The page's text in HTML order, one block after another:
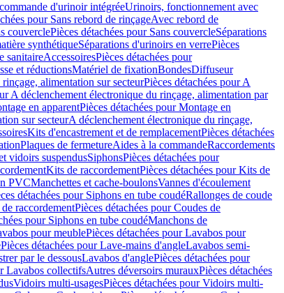
d'urinoir intégréeUrinoirs, fonctionnement avec
pour Sans rebord de rinçageAvec rebord de
couverclePièces détachées pour Sans couvercleSéparations
synthétiqueSéparations d'urinoirs en verrePièces
sanitaireAccessoiresPièces détachées pour
et réductionsMatériel de fixationBondesDiffuseur
alimentation sur secteurPièces détachées pour A
A déclenchement électronique du rinçage, alimentation par
en apparentPièces détachées pour Montage en
sur secteurA déclenchement électronique du rinçage,
Kits d'encastrement et de remplacementPièces détachées
Plaques de fermetureAides à la commandeRaccordements
vidoirs suspendusSiphonsPièces détachées pour
Kits de raccordementPièces détachées pour Kits de
PVCManchettes et cache-boulonsVannes d'écoulement
détachées pour Siphons en tube coudéRallonges de coude
raccordementPièces détachées pour Coudes de
pour Siphons en tube coudéManchons de
pour meublePièces détachées pour Lavabos pour
Pièces détachées pour Lave-mains d'angleLavabos semi-
par le dessousLavabos d'anglePièces détachées pour
Lavabos collectifsAutres déversoirs murauxPièces détachées
Vidoirs multi-usagesPièces détachées pour Vidoirs multi-